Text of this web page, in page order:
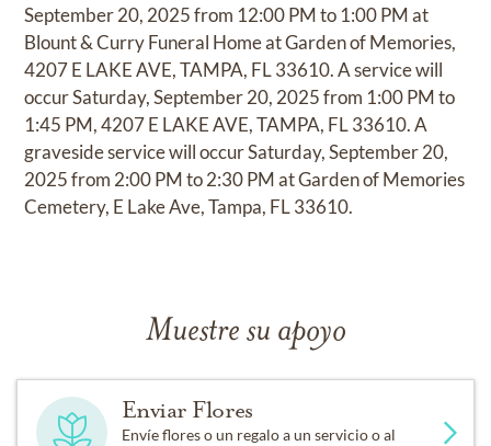
September 20, 2025 from 12:00 PM to 1:00 PM at
Blount & Curry Funeral Home at Garden of Memories,
4207 E LAKE AVE, TAMPA, FL 33610. A service will
occur Saturday, September 20, 2025 from 1:00 PM to
1:45 PM, 4207 E LAKE AVE, TAMPA, FL 33610. A
graveside service will occur Saturday, September 20,
2025 from 2:00 PM to 2:30 PM at Garden of Memories
Cemetery, E Lake Ave, Tampa, FL 33610.
Muestre su apoyo
Enviar Flores
Envíe flores o un regalo a un servicio o al